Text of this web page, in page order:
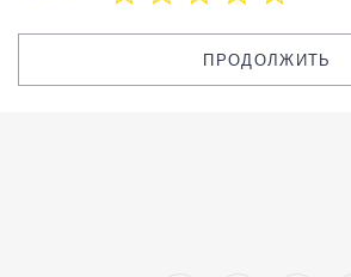
ПРОДОЛЖИТЬ